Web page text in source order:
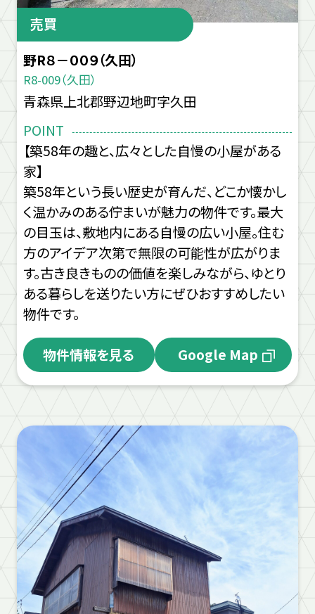
売買
野R８－００９（久田）
R8-009（久田）
青森県上北郡野辺地町字久田
POINT
【築58年の趣と、広々とした自慢の小屋がある
家】
築58年という長い歴史が育んだ、どこか懐かし
く温かみのある佇まいが魅力の物件です。最大
の目玉は、敷地内にある自慢の広い小屋。住む
方のアイデア次第で無限の可能性が広がりま
す。古き良きものの価値を楽しみながら、ゆとり
ある暮らしを送りたい方にぜひおすすめしたい
物件です。
物件情報を見る Google Map